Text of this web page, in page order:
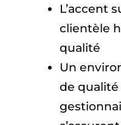
L’accent
clientèle
qualité
Un
de qualité